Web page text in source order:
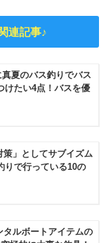
連記事♪
真夏のバス釣りでバス
けたい4点！バスを優
策」としてサブイズム
りで行っている10の
タルボートアイテムの